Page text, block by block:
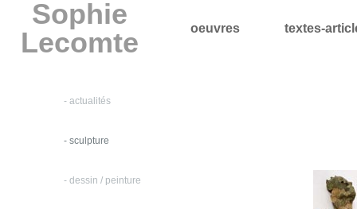
Sophie
Lecomte
oeuvres textes-
- actualités
- sculpture
- dessin / peinture